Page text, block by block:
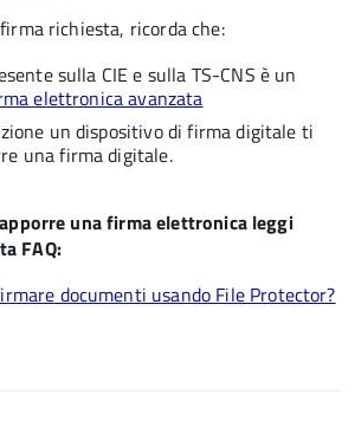
richiesta, ricorda che:
sulla CIE e sulla TS-CNS è un
elettronica avanzata
un dispositivo di firma digitale ti
una firma digitale.
una firma elettronica leggi
FAQ:
documenti usando File Protector?